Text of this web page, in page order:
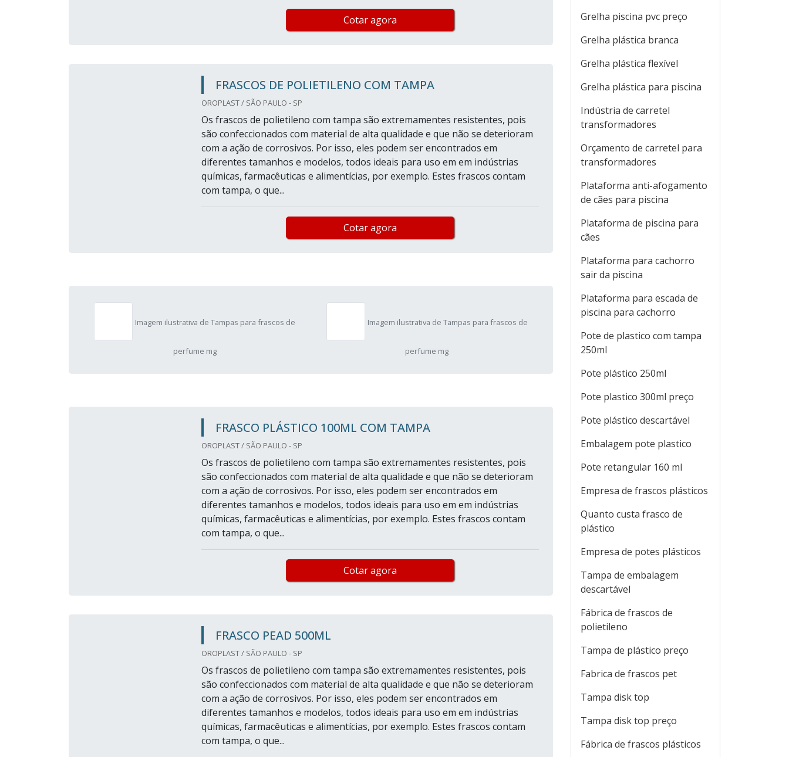
Cotar agora
FRASCOS DE POLIETILENO COM TAMPA
OROPLAST / SÃO PAULO - SP
Os frascos de polietileno com tampa são extremamentes resistentes, pois
são confeccionados com material de alta qualidade e que não se deterioram
com a ação de corrosivos. Por isso, eles podem ser encontrados em
diferentes tamanhos e modelos, todos ideais para uso em em indústrias
químicas, farmacêuticas e alimentícias, por exemplo. Estes frascos contam
com tampa, o que...
Cotar agora
Imagem ilustrativa de Tampas para frascos de
perfume mg
Imagem ilustrativa de Tampas para frascos de
perfume mg
FRASCO PLÁSTICO 100ML COM TAMPA
OROPLAST / SÃO PAULO - SP
Os frascos de polietileno com tampa são extremamentes resistentes, pois
são confeccionados com material de alta qualidade e que não se deterioram
com a ação de corrosivos. Por isso, eles podem ser encontrados em
diferentes tamanhos e modelos, todos ideais para uso em em indústrias
químicas, farmacêuticas e alimentícias, por exemplo. Estes frascos contam
com tampa, o que...
Cotar agora
FRASCO PEAD 500ML
OROPLAST / SÃO PAULO - SP
Os frascos de polietileno com tampa são extremamentes resistentes, pois
são confeccionados com material de alta qualidade e que não se deterioram
com a ação de corrosivos. Por isso, eles podem ser encontrados em
diferentes tamanhos e modelos, todos ideais para uso em em indústrias
químicas, farmacêuticas e alimentícias, por exemplo. Estes frascos contam
com tampa, o que...
Grelha piscina pvc preço
Grelha plástica branca
Grelha plástica flexível
Grelha plástica para piscina
Indústria de carretel
transformadores
Orçamento de carretel para
transformadores
Plataforma anti-afogamento
de cães para piscina
Plataforma de piscina para
cães
Plataforma para cachorro
sair da piscina
Plataforma para escada de
piscina para cachorro
Pote de plastico com tampa
250ml
Pote plástico 250ml
Pote plastico 300ml preço
Pote plástico descartável
Embalagem pote plastico
Pote retangular 160 ml
Empresa de frascos plásticos
Quanto custa frasco de
plástico
Empresa de potes plásticos
Tampa de embalagem
descartável
Fábrica de frascos de
polietileno
Tampa de plástico preço
Fabrica de frascos pet
Tampa disk top
Tampa disk top preço
Fábrica de frascos plásticos